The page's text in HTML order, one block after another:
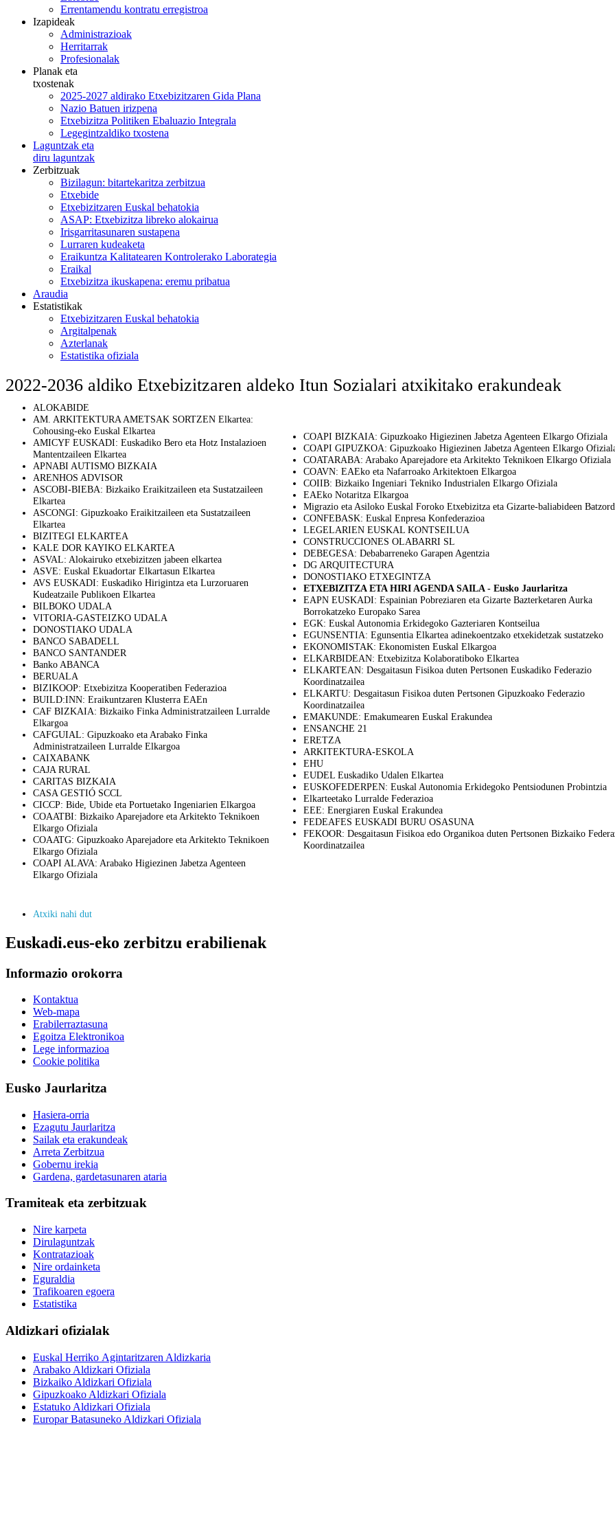
Errentamendu kontratu erregistroa
Izapideak
Administrazioak
Herritarrak
Profesionalak
Planak eta
txostenak
2025-2027 aldirako Etxebizitzaren Gida Plana
Nazio Batuen irizpena
Etxebizitza Politiken Ebaluazio Integrala
Legegintzaldiko txostena
Laguntzak eta
diru laguntzak
Zerbitzuak
Bizilagun: bitartekaritza zerbitzua
Etxebide
Etxebizitzaren Euskal behatokia
ASAP: Etxebizitza libreko alokairua
Irisgarritasunaren sustapena
Lurraren kudeaketa
Eraikuntza Kalitatearen Kontrolerako Laborategia
Eraikal
Etxebizitza ikuskapena: eremu pribatua
Araudia
Estatistikak
Etxebizitzaren Euskal behatokia
Argitalpenak
Azterlanak
Estatistika ofiziala
2022-2036 aldiko Etxebizitzaren aldeko Itun Sozialari atxikitako erakundeak
ALOKABIDE
AM. ARKITEKTURA AMETSAK SORTZEN Elkartea:
Cohousing-eko Euskal Elkartea
AMICYF EUSKADI: Euskadiko Bero eta Hotz Instalazioen
Mantentzaileen Elkartea
APNABI AUTISMO BIZKAIA
ARENHOS ADVISOR
ASCOBI-BIEBA: Bizkaiko Eraikitzaileen eta Sustatzaileen
Elkartea
ASCONGI: Gipuzkoako Eraikitzaileen eta Sustatzaileen
Elkartea
BIZITEGI ELKARTEA
KALE DOR KAYIKO ELKARTEA
ASVAL: Alokairuko etxebizitzen jabeen elkartea
ASVE: Euskal Ekuadortar Elkartasun Elkartea
AVS EUSKADI: Euskadiko Hirigintza eta Lurzoruaren
Kudeatzaile Publikoen Elkartea
BILBOKO UDALA
VITORIA-GASTEIZKO UDALA
DONOSTIAKO UDALA
BANCO SABADELL
BANCO SANTANDER
Banko ABANCA
BERUALA
BIZIKOOP: Etxebizitza Kooperatiben Federazioa
BUILD:INN: Eraikuntzaren Klusterra EAEn
CAF BIZKAIA: Bizkaiko Finka Administratzaileen Lurralde
Elkargoa
CAFGUIAL: Gipuzkoako eta Arabako Finka
Administratzaileen Lurralde Elkargoa
CAIXABANK
CAJA RURAL
CARITAS BIZKAIA
CASA GESTIÓ SCCL
CICCP: Bide, Ubide eta Portuetako Ingeniarien Elkargoa
COAATBI: Bizkaiko Aparejadore eta Arkitekto Teknikoen
Elkargo Ofiziala
COAATG: Gipuzkoako Aparejadore eta Arkitekto Teknikoen
Elkargo Ofiziala
COAPI ALAVA: Arabako Higiezinen Jabetza Agenteen
Elkargo Ofiziala
COAPI BIZKAIA: Gipuzkoako Higiezinen Jabetza Agenteen Elkargo Ofiziala
COAPI GIPUZKOA: Gipuzkoako Higiezinen Jabetza Agenteen Elkargo
COATARABA: Arabako Aparejadore eta Arkitekto Teknikoen Elkargo Ofiziala
COAVN: EAEko eta Nafarroako Arkitektoen Elkargoa
COIIB: Bizkaiko Ingeniari Tekniko Industrialen Elkargo Ofiziala
EAEko Notaritza Elkargoa
Migrazio eta Asiloko Euskal Foroko Etxebizitza eta Gizarte-baliabideen
CONFEBASK: Euskal Enpresa Konfederazioa
LEGELARIEN EUSKAL KONTSEILUA
CONSTRUCCIONES OLABARRI SL
DEBEGESA: Debabarreneko Garapen Agentzia
DG ARQUITECTURA
DONOSTIAKO ETXEGINTZA
ETXEBIZITZA ETA HIRI AGENDA SAILA - Eusko Jaurlaritza
EAPN EUSKADI: Espainian Pobreziaren eta Gizarte Bazterketaren Aurka
Borrokatzeko Europako Sarea
EGK: Euskal Autonomia Erkidegoko Gazteriaren Kontseilua
EGUNSENTIA: Egunsentia Elkartea adinekoentzako etxekidetzak sustatzeko
EKONOMISTAK: Ekonomisten Euskal Elkargoa
ELKARBIDEAN: Etxebizitza Kolaboratiboko Elkartea
ELKARTEAN: Desgaitasun Fisikoa duten Pertsonen Euskadiko Federazio
Koordinatzailea
ELKARTU: Desgaitasun Fisikoa duten Pertsonen Gipuzkoako Federazio
Koordinatzailea
EMAKUNDE: Emakumearen Euskal Erakundea
ENSANCHE 21
ERETZA
ARKITEKTURA-ESKOLA
EHU
EUDEL Euskadiko Udalen Elkartea
EUSKOFEDERPEN: Euskal Autonomia Erkidegoko Pentsiodunen Probintzia
Elkarteetako Lurralde Federazioa
EEE: Energiaren Euskal Erakundea
FEDEAFES EUSKADI BURU OSASUNA
FEKOOR: Desgaitasun Fisikoa edo Organikoa duten Pertsonen Bizkaiko
Koordinatzailea
Atxiki nahi dut
Euskadi.eus-eko zerbitzu erabilienak
Informazio orokorra
Kontaktua
Web-mapa
Erabilerraztasuna
Egoitza Elektronikoa
Lege informazioa
Cookie politika
Eusko Jaurlaritza
Hasiera-orria
Ezagutu Jaurlaritza
Sailak eta erakundeak
Arreta Zerbitzua
Gobernu irekia
Gardena, gardetasunaren ataria
Tramiteak eta zerbitzuak
Nire karpeta
Dirulaguntzak
Kontratazioak
Nire ordainketa
Eguraldia
Trafikoaren egoera
Estatistika
Aldizkari ofizialak
Euskal Herriko Agintaritzaren Aldizkaria
Arabako Aldizkari Ofiziala
Bizkaiko Aldizkari Ofiziala
Gipuzkoako Aldizkari Ofiziala
Estatuko Aldizkari Ofiziala
Europar Batasuneko Aldizkari Ofiziala